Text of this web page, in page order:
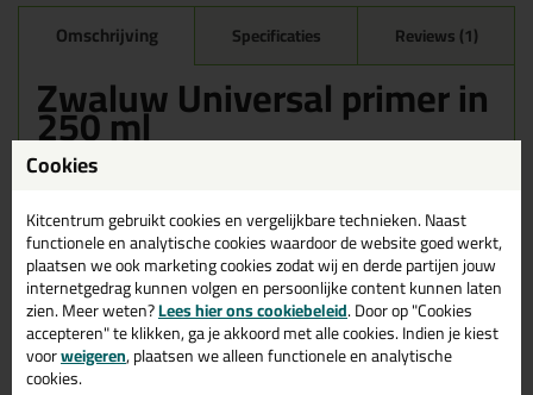
Omschrijving Specificaties Reviews (1)
Zwaluw Universal primer in
250 ml
Bestel de Zwaluw Universal primer in 250 ml vandaag nog!
Vandaag besteld = morgen in huis.
Wil je meer weten over de toepassing en kenmerken van dit
product?Lees alles over dit product >
Tips & tricks voor Zwaluw Universal
primer
In de volgende blogs wordt dit product gebruikt:
Cookies
Kitcentrum gebruikt cookies en vergelijkbare technieken. Naast
functionele en analytische cookies waardoor de website goed werkt,
plaatsen we ook marketing cookies zodat wij en derde partijen jouw
internetgedrag kunnen volgen en persoonlijke content kunnen laten
zien. Meer weten?Lees hier ons cookiebeleid. Door op "Cookies
accepteren" te klikken, ga je akkoord met alle cookies. Indien je kiest
voorweigeren, plaatsen we alleen functionele en analytische
cookies.